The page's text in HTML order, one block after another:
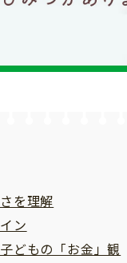
を理解
ン
どもの「お金」観